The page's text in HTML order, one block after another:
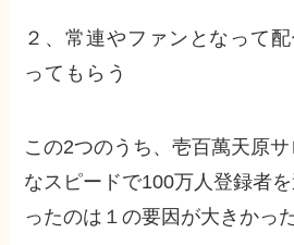
２、常連やファンとなって
ってもらう
この2つのうち、壱百萬天原
なスピードで100万人登録者
ったのは１の要因が大きかっ